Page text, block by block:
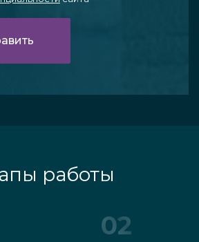
работы
02